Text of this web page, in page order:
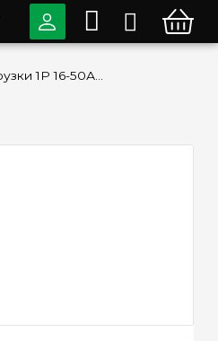
Блок сброса нагрузки 1P 16-50А, Schneider Electric EVlink Home EVA1HPC1